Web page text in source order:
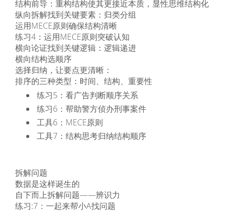
结构前导：重构结构使其更接近本质，显性思维结构化
纵向拆解找到关键要素：归类分组
运用MECE原则确保结构清晰
练习4：运用MECE原则突破认知
横向论证找到关键逻辑：逻辑递进
横向结构选顺序
选择归纳，让要点更清晰：
排序的三种类型：时间、结构、重要性
练习5：看广告判断顺序关系
练习6：帮助警方侦办刑事案件
工具6：MECE原则
工具7：结构思考归纳结构顺序
拆解问题
数据是这样诞生的
自下而上拆解问题——辨识力
练习:7：一起来帮小A找问题